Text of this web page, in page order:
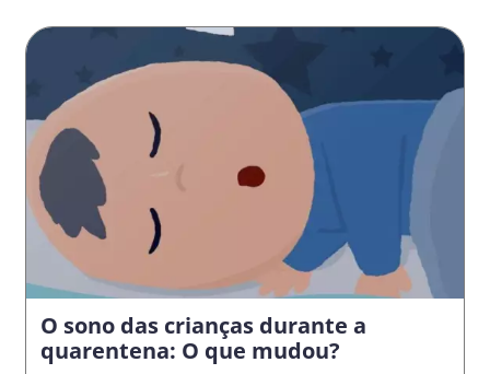
O sono das crianças durante a
quarentena: O que mudou?